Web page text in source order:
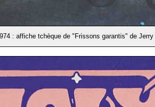
: affiche tchèque de "Frissons garantis" de Jerry